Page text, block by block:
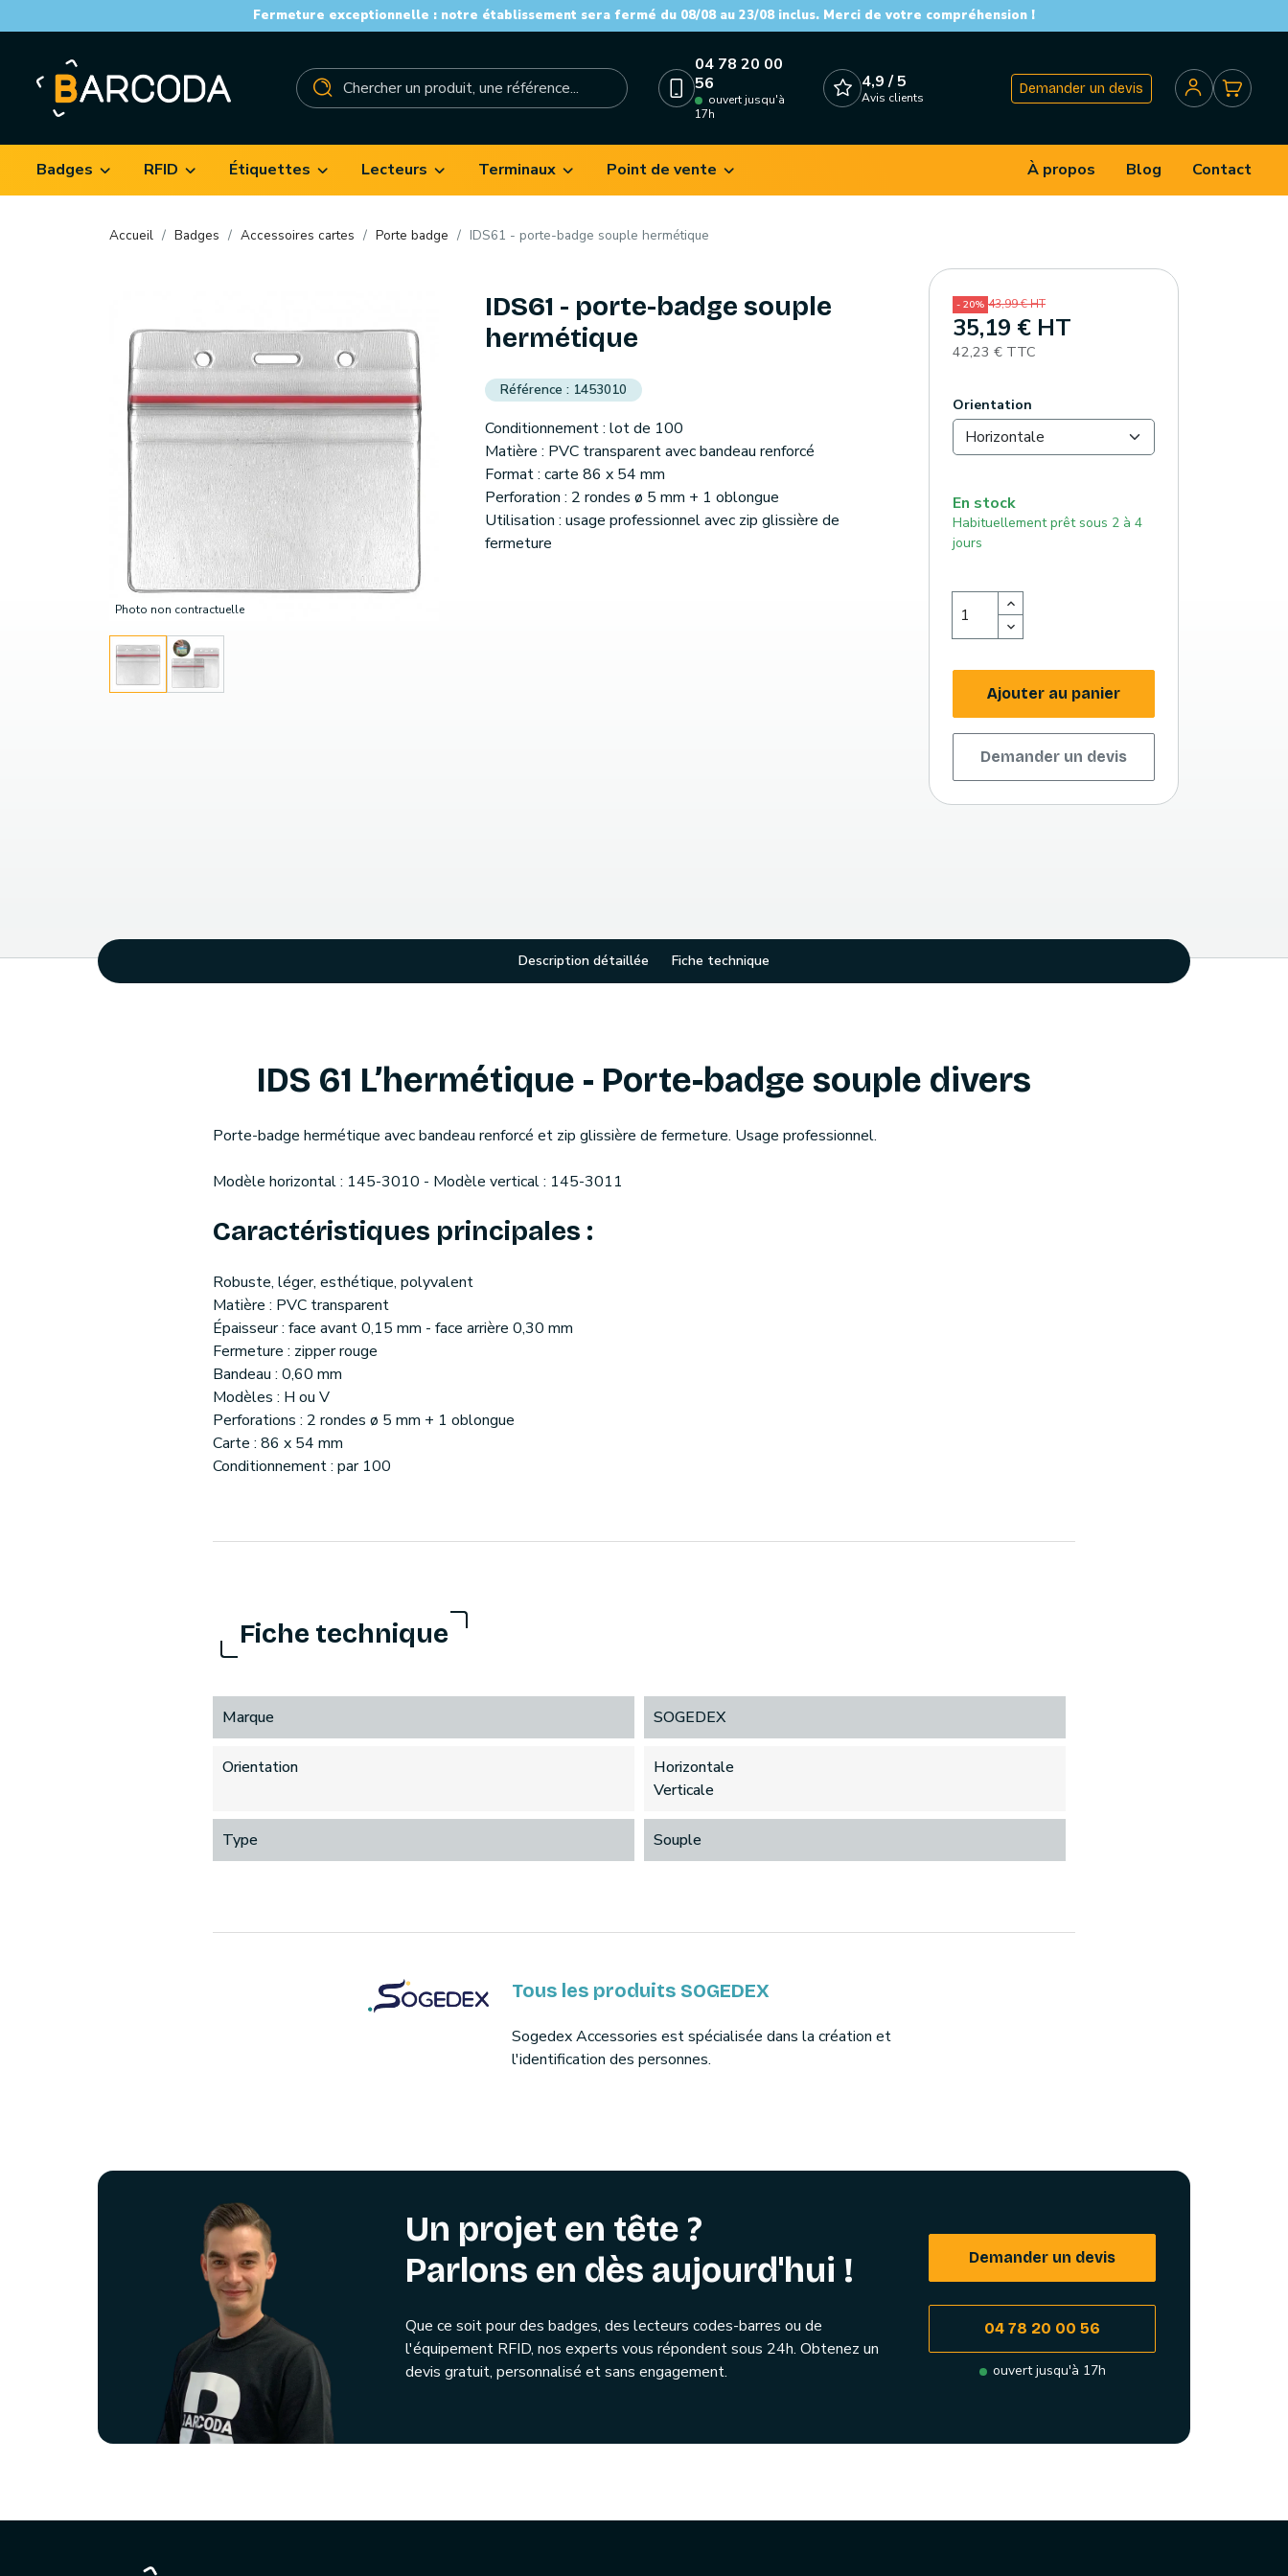
Fermeture exceptionnelle : notre établissement sera fermé du 08/08 au 23/08 inclus. Merci de votre compréhension !
04 78 20 00
56
ouvert jusqu'à
17h
4,9 / 5
Avis clients
Demander un devis
Badges RFID Étiquettes Lecteurs Terminaux Point de vente À propos Blog Contact
Accueil Badges Accessoires cartes Porte badge IDS61 - porte-badge souple hermétique
Photo non contractuelle
IDS61 - porte-badge souple
hermétique
1453010
Conditionnement : lot de 100
Matière : PVC transparent avec bandeau renforcé
Format : carte 86 x 54 mm
Perforation : 2 rondes ø 5 mm + 1 oblongue
Utilisation : usage professionnel avec zip glissière de
fermeture
- 20% 43,99 € HT
35,19 € HT
42,23 € TTC
Orientation
En stock
Habituellement prêt sous 2 à 4
jours
Ajouter au panier
Demander un devis
Description détaillée Fiche technique
IDS 61 L’hermétique - Porte-badge souple divers
Porte-badge hermétique avec bandeau renforcé et zip glissière de fermeture. Usage professionnel.
Modèle horizontal : 145-3010 - Modèle vertical : 145-3011
Caractéristiques principales :
Robuste, léger, esthétique, polyvalent
Matière : PVC transparent
Épaisseur : face avant 0,15 mm - face arrière 0,30 mm
Fermeture : zipper rouge
Bandeau : 0,60 mm
Modèles : H ou V
Perforations : 2 rondes ø 5 mm + 1 oblongue
Carte : 86 x 54 mm
Conditionnement : par 100
Fiche technique
Marque SOGEDEX
Orientation
Horizontale
Verticale
Type Souple
Tous les produits SOGEDEX
Sogedex Accessories est spécialisée dans la création et
l'identification des personnes.
Un projet en tête ?
Parlons en dès aujourd'hui !
Que ce soit pour des badges, des lecteurs codes-barres ou de
l'équipement RFID, nos experts vous répondent sous 24h. Obtenez un
devis gratuit, personnalisé et sans engagement.
Demander un devis
04 78 20 00 56
ouvert jusqu'à 17h